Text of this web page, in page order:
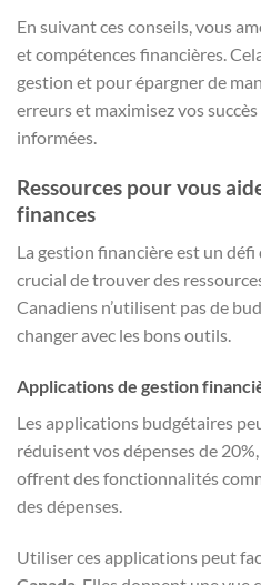
En suivant ces conseils, vous
et compétences financières.
gestion et pour épargner de
erreurs et maximisez vos
informées.
Ressources pour vous
finances
La gestion financière est un
crucial de trouver des
Canadiens n’utilisent pas de
changer avec les bons outils.
Applications de gestion
Les applications budgétaires
réduisent vos dépenses de
offrent des fonctionnalités
des dépenses.
Utiliser ces applications peut